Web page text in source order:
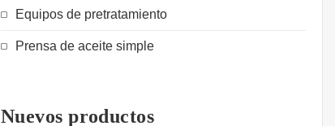
Equipos de pretratamiento
Prensa de aceite simple
Nuevos productos